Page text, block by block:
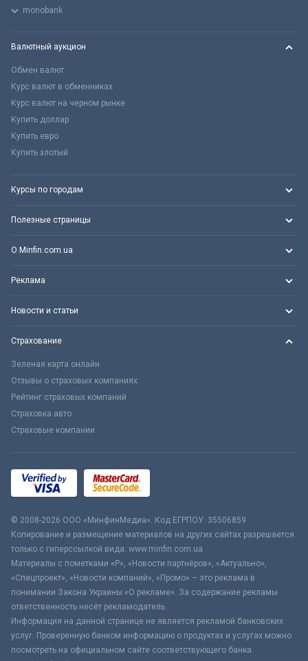
monobank
Валютный аукцион
Обмен валют
Курс валют в обменниках
Курс валют на черном рынке
Купить доллар
Купить евро
Купить злотый
Курсы по городам
Полезные страницы
О Minfin.com.ua
Реклама
Новости и статьи
Страхование
Зеленая карта онлайн
Отзывы о страховых компаниях
Рейтинг страховых компаний
Страховка авто
Страховые компании
© 2008-2026 ООО «МинфинМедиа». Код ЕГРПОУ: 35506859
Копирование и размещение материалов на других сайтах разрешается
только с гиперссылкой вида: www.minfin.com.ua
Материалы с пометками «Р», «Новости партнёров», «Актуально»,
«Спецпроект», «Новости компаний», «Промо» – это реклама в
понимании Закона Украины «О рекламе». За содержание рекламы
ответственность несёт рекламодатель.
Информация на данной странице не является рекламой банковских
услуг. Проверенную банком информацию о продуктах и услугах можно
посмотреть на официальном сайте соответствующего банка.